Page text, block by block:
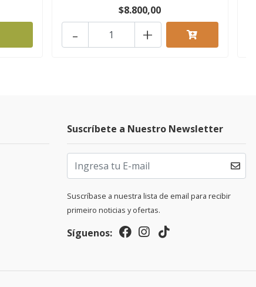
$8.800,00
- +
Suscríbete a Nuestro Newsletter
Suscríbase a nuestra lista de email para recibir
primeiro noticias y ofertas.
Síguenos: